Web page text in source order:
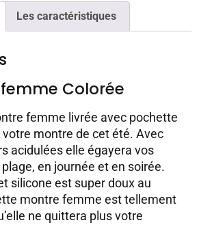
Les caractéristiques
Colorée
femme livrée avec pochette
montre de cet été. Avec
acidulées elle égayera vos
en journée et en soirée.
silicone est super doux au
montre femme est tellement
ne quittera plus votre